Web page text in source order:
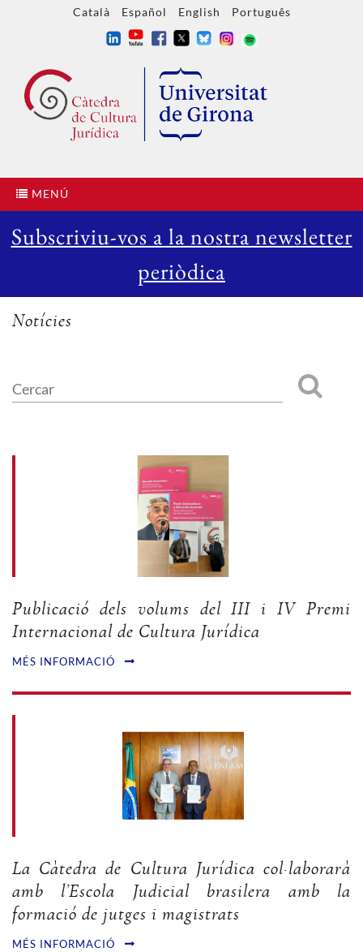
Català Español English Português
MENÚ
Subscriviu-vos a la nostra newsletter
periòdica
Notícies
Publicació dels volums del III i IV Premi
Internacional de Cultura Jurídica
MÉS INFORMACIÓ
La Càtedra de Cultura Jurídica col·laborarà
amb l’Escola Judicial brasilera amb la
formació de jutges i magistrats
MÉS INFORMACIÓ